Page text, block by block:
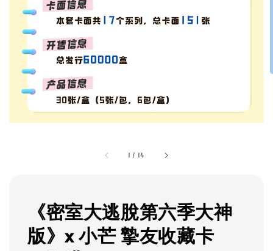
1 / 14
《密室大逃脫第六季大神
版》x 小芒 摯友收藏卡